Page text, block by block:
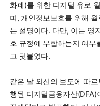
화폐)를 위한 디지털 유로
며, 개인정보보호를 위해
는 설명이다. 다만, 이는 영
호 규정에 부합하는지 여부
고 덧붙였다.
같은 날 외신의 보도에 따
행된 디지털금융자산